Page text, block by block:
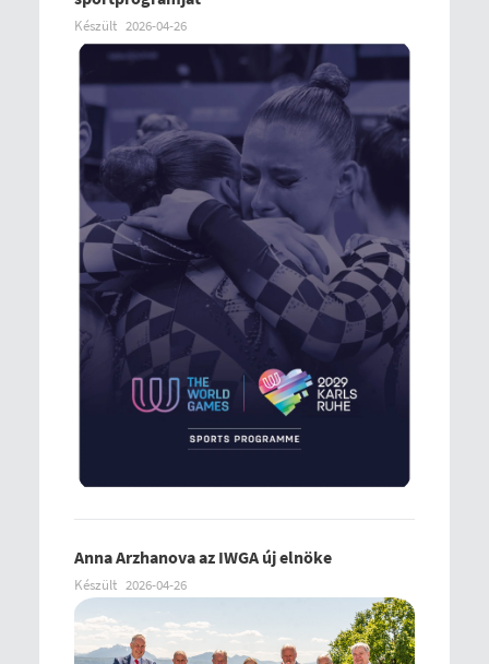
Készült 2026-04-26
Anna Arzhanova az IWGA új elnöke
Készült 2026-04-26